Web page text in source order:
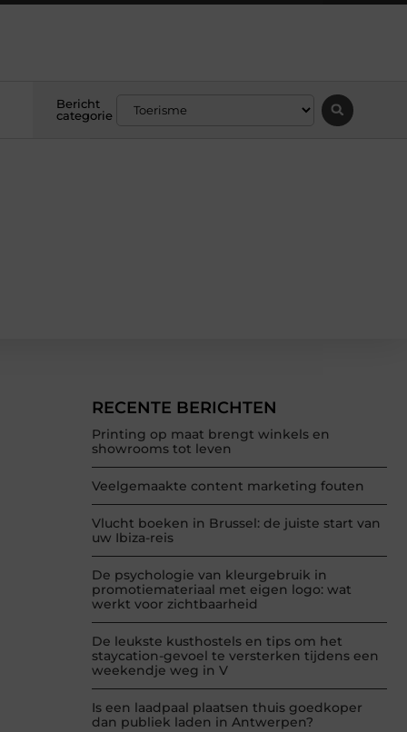
Bericht
categorie
RECENTE BERICHTEN
Printing op maat brengt winkels en
showrooms tot leven
Veelgemaakte content marketing fouten
Vlucht boeken in Brussel: de juiste start van
uw Ibiza-reis
De psychologie van kleurgebruik in
promotiemateriaal met eigen logo: wat
werkt voor zichtbaarheid
De leukste kusthostels en tips om het
staycation-gevoel te versterken tijdens een
weekendje weg in V
Is een laadpaal plaatsen thuis goedkoper
dan publiek laden in Antwerpen?